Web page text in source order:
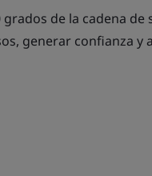
de la cadena
generar confianza y